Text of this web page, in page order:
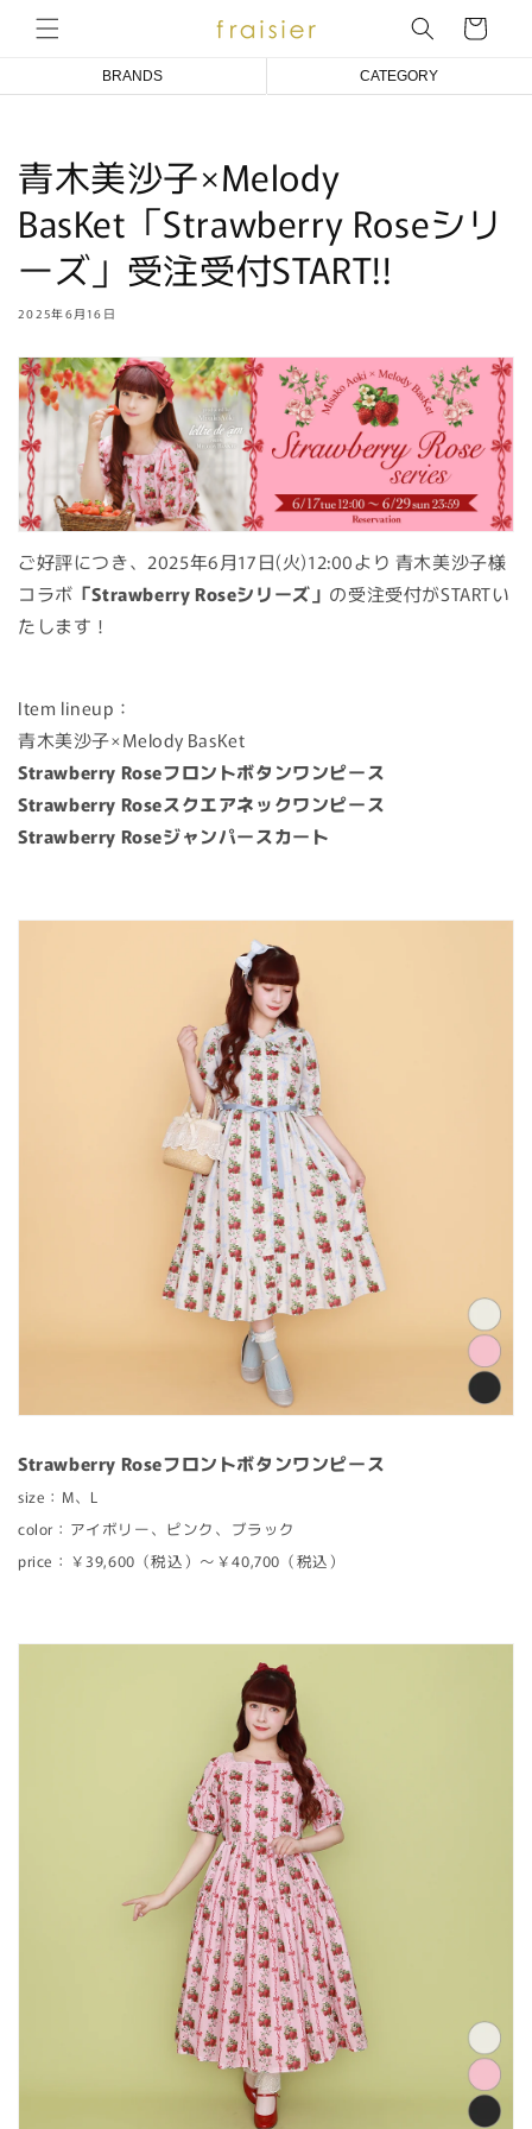
ンツに
進む
ー
BRANDS
Melody BasKet
アトリエ小町
an doll bleme
CATEGORY
SOCKS
ACCESSORIES
OTHER
BABY/KIDS
RESERVATION
青木美沙子×Melody
BasKet「Strawberry Roseシリ
ーズ」受注受付START!!
2025年6月16日
ご好評につき、2025年6月17日(火)12:00より 青木美沙子様
コラボ 「Strawberry Roseシリーズ」 の受注受付がSTARTい
たします！
Item lineup：
青木美沙子×Melody BasKet
Strawberry Roseフロントボタンワンピース
Strawberry Roseスクエアネックワンピース
Strawberry Roseジャンパースカート
Strawberry Roseフロントボタンワンピース
size：M、L
color：アイボリー、ピンク、ブラック
price：￥39,600（税込）〜￥40,700（税込）